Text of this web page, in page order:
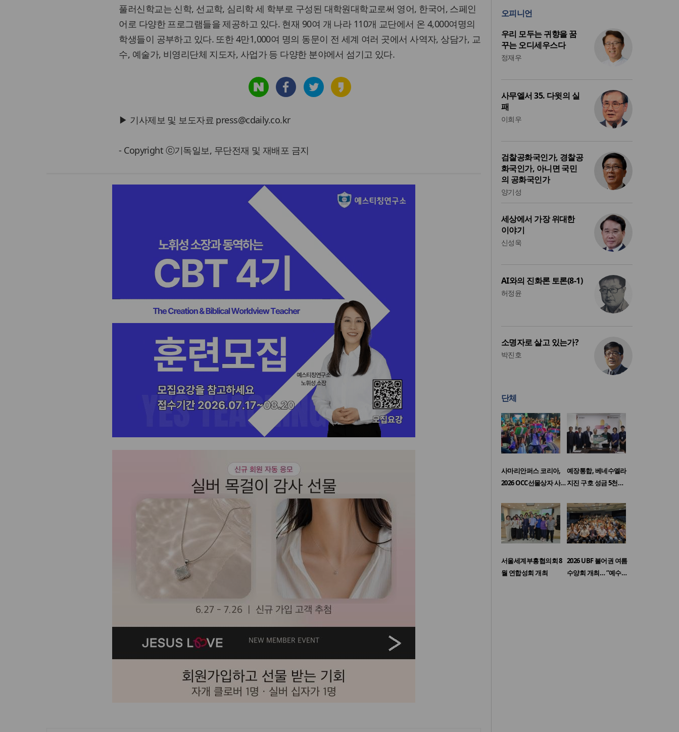
풀러신학교는 신학, 선교학, 심리학 세 학부로 구성된 대학원대학교로써 영어, 한국어, 스페인
어로 다양한 프로그램들을 제공하고 있다. 현재 90여 개 나라 110개 교단에서 온 4,000여명의
학생들이 공부하고 있다. 또한 4만1,000여 명의 동문이 전 세계 여러 곳에서 사역자, 상담가, 교
수, 예술가, 비영리단체 지도자, 사업가 등 다양한 분야에서 섬기고 있다.
▶ 기사제보 및 보도자료 press@cdaily.co.kr
- Copyright ⓒ기독일보, 무단전재 및 재배포 금지
오피니언
우리 모두는 귀향을 꿈
꾸는 오디세우스다
정재우
사무엘서 35. 다윗의 실
패
이희우
검찰공화국인가, 경찰공
화국인가, 아니면 국민
의 공화국인가
양기성
세상에서 가장 위대한
이야기
신성욱
AI와의 진화론 토론(8-1)
허정윤
소명자로 살고 있는가?
박진호
단체
사마리안퍼스 코리아,
2026 OCC선물상자 사…
예장통합, 베네수엘라
지진 구호 성금 5천…
서울세계부흥협의회 8
월 연합성회 개최
2026 UBF 불어권 여름
수양회 개최… “예수…